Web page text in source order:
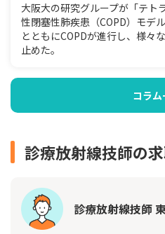
大阪大の研究グループが「テト
性閉塞性肺疾患（COPD）モデ
とともにCOPDが進行し、様々
止めた。
コラ
診療放射線技師の
診療放射線技師